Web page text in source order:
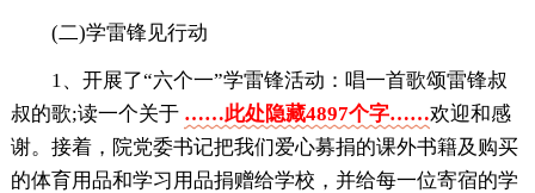
(二)学雷锋见行动
1、开展了“六个一”学雷锋活动：唱一首歌颂雷锋叔
叔的歌;读一个关于 ……此处隐藏4897个字……欢迎和感
谢。接着，院党委书记把我们爱心募捐的课外书籍及购买
的体育用品和学习用品捐赠给学校，并给每一位寄宿的学